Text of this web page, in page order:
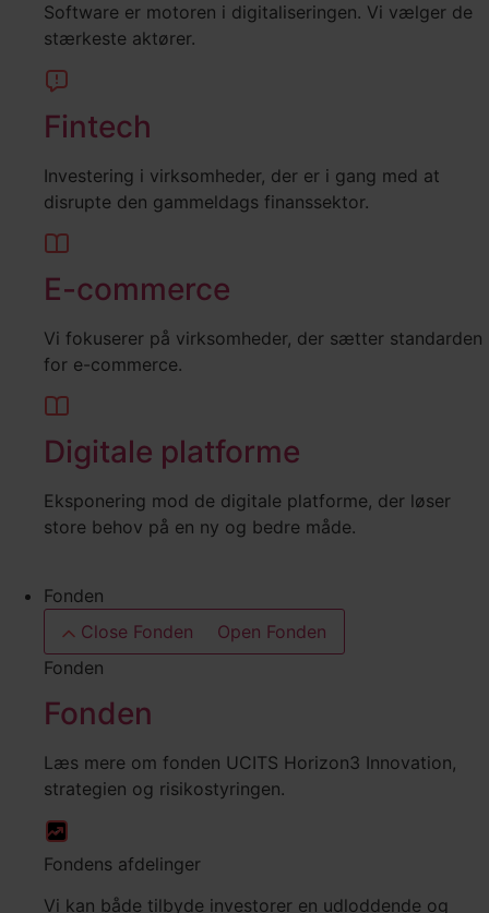
Software er motoren i digitaliseringen. Vi vælger de
stærkeste aktører.
Fintech
Investering i virksomheder, der er i gang med at
disrupte den gammeldags finanssektor.
E-commerce
Vi fokuserer på virksomheder, der sætter standarden
for e-commerce.
Digitale platforme
Eksponering mod de digitale platforme, der løser
store behov på en ny og bedre måde.
Fonden
Close Fonden
Open Fonden
Fonden
Fonden
Læs mere om fonden UCITS Horizon3 Innovation,
strategien og risikostyringen.
Fondens afdelinger
Vi kan både tilbyde investorer en udloddende og